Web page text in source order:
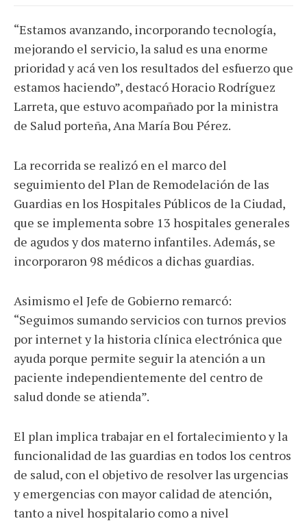
“Estamos avanzando, incorporando tecnología,
mejorando el servicio, la salud es una enorme
prioridad y acá ven los resultados del esfuerzo que
estamos haciendo”, destacó Horacio Rodríguez
Larreta, que estuvo acompañado por la ministra
de Salud porteña, Ana María Bou Pérez.
La recorrida se realizó en el marco del
seguimiento del Plan de Remodelación de las
Guardias en los Hospitales Públicos de la Ciudad,
que se implementa sobre 13 hospitales generales
de agudos y dos materno infantiles. Además, se
incorporaron 98 médicos a dichas guardias.
Asimismo el Jefe de Gobierno remarcó:
“Seguimos sumando servicios con turnos previos
por internet y la historia clínica electrónica que
ayuda porque permite seguir la atención a un
paciente independientemente del centro de
salud donde se atienda”.
El plan implica trabajar en el fortalecimiento y la
funcionalidad de las guardias en todos los centros
de salud, con el objetivo de resolver las urgencias
y emergencias con mayor calidad de atención,
tanto a nivel hospitalario como a nivel